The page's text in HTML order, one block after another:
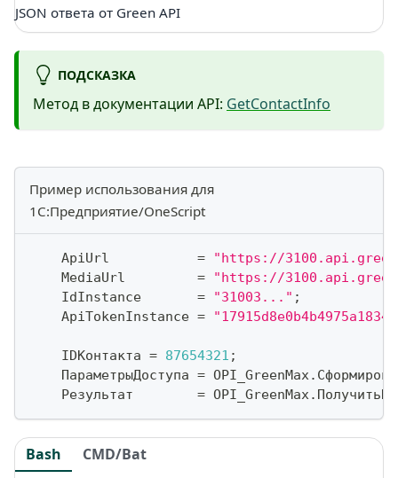
JSON ответа от Green API
ПОДСКАЗКА
Метод в документации API: GetContactInfo
Пример использования для
1С:Предприятие/OneScript
    ApiUrl
=
"https://
    MediaUrl
=
"https://
    IdInstance
= "31003..." ;
    ApiTokenInstance
=
    IDКонтакта
= 87654321 ;
    ПараметрыДоступа
= OPI_GreenMax.
    Результат
= OPI_GreenMax.
Bash CMD/Bat